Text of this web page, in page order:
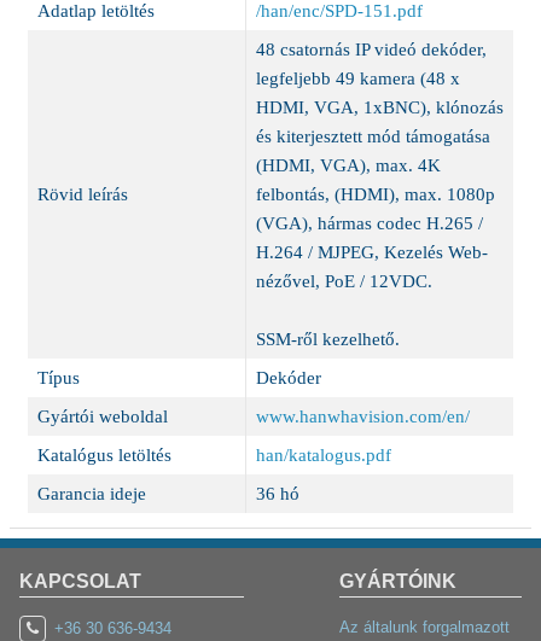
Adatlap letöltés
/han/enc/SPD-151.pdf
Rövid leírás
48 csatornás IP videó dekóder,
legfeljebb 49 kamera (48 x
HDMI, VGA, 1xBNC), klónozás
és kiterjesztett mód támogatása
(HDMI, VGA), max. 4K
felbontás, (HDMI), max. 1080p
(VGA), hármas codec H.265 /
H.264 / MJPEG, Kezelés Web-
nézővel, PoE / 12VDC.
SSM-ről kezelhető.
Típus
Dekóder
Gyártói weboldal
www.hanwhavision.com/en/
Katalógus letöltés
han/katalogus.pdf
Garancia ideje
36 hó
KAPCSOLAT
+36 30 636-9434
GYÁRTÓINK
Az általunk forgalmazott